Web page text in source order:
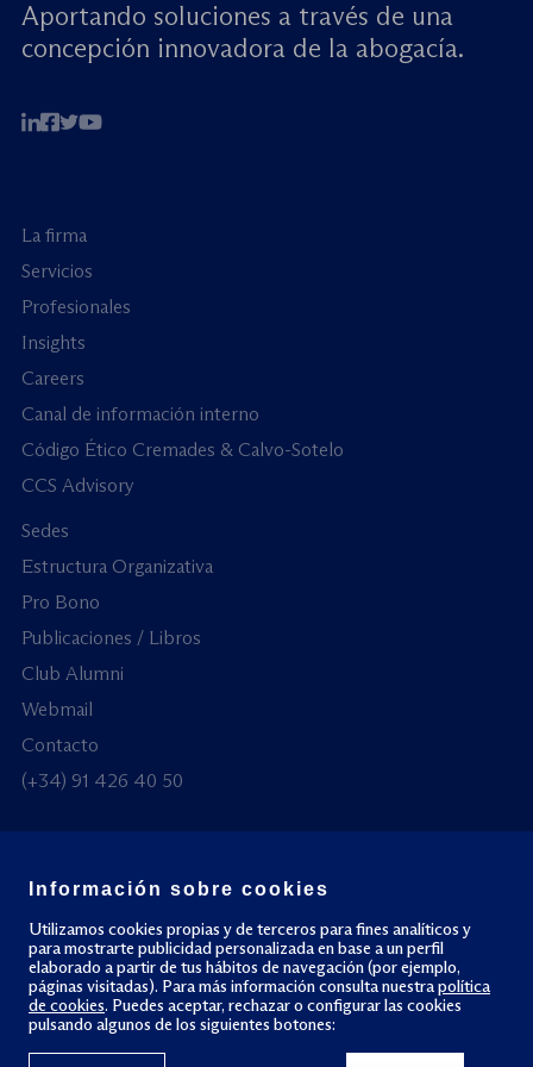
Aportando soluciones a través de una
concepción innovadora de la abogacía.
La firma
Servicios
Profesionales
Insights
Careers
Canal de información interno
Código Ético Cremades & Calvo-Sotelo
CCS Advisory
Sedes
Estructura Organizativa
Pro Bono
Publicaciones / Libros
Club Alumni
Webmail
Contacto
(+34) 91 426 40 50
© Todos los derechos reservados
Política de privacidad Política de cookies
Información sobre cookies
Utilizamos cookies propias y de terceros para fines analíticos y
para mostrarte publicidad personalizada en base a un perfil
elaborado a partir de tus hábitos de navegación (por ejemplo,
páginas visitadas). Para más información consulta nuestrapolítica
de cookies. Puedes aceptar, rechazar o configurar las cookies
pulsando algunos de los siguientes botones: